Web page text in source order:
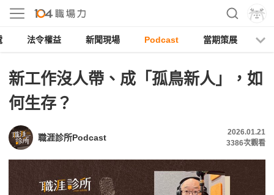
法令權益 新聞現場 Podcast 當期策展
新工作沒人帶、成「孤鳥新人」，如
何生存？
職涯診所Podcast
2026.01.21
3386次觀看